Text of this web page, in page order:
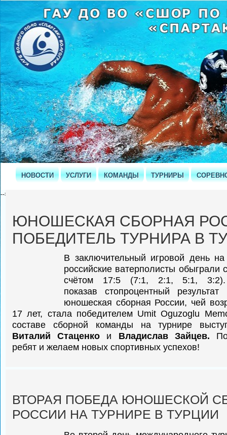
НОВОСТИ УСЛУГИ КОМАНДЫ ТУРНИРЫ
-->
ЮНОШЕСКАЯ СБОРНАЯ
ПОБЕДИТЕЛЬ ТУРНИРА В
В заключительный игровой день
российские ватерполисты
счётом 17:5 (7:1, 2:1, 5:1, 3:2).
показав стопроцентный
юношеская сборная России, чей
17 лет, стала победителем Umit Oguzoglu
составе сборной команды на турнире
Виталий Стаценко и Владислав Зайцев.
ребят и желаем новых спортивных успехов!
ВТОРАЯ ПОБЕДА ЮНОШЕСКОЙ
РОССИИ НА ТУРНИРЕ В ТУРЦИИ